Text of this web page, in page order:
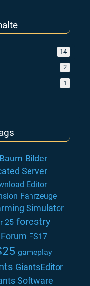
14
2
1
Baum Bilder
Server
Editor
Fahrzeuge
Simulator
25 forestry
Forum FS17
gameplay
GiantsEditor
Software